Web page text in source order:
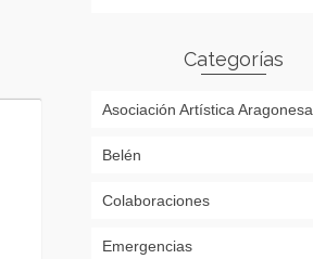
Categorías
Asociación Artística Aragonesa
Belén
Colaboraciones
Emergencias